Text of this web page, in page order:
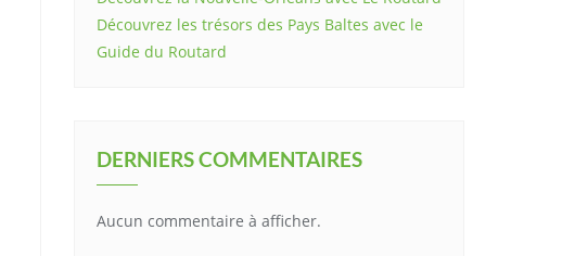
Découvrez les trésors des Pays Baltes avec le
Guide du Routard
DERNIERS COMMENTAIRES
Aucun commentaire à afficher.